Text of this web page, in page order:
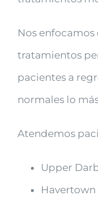
Nos enfocamos
tratamientos
pacientes a
normales lo
Atendemos
Upper
Havertown